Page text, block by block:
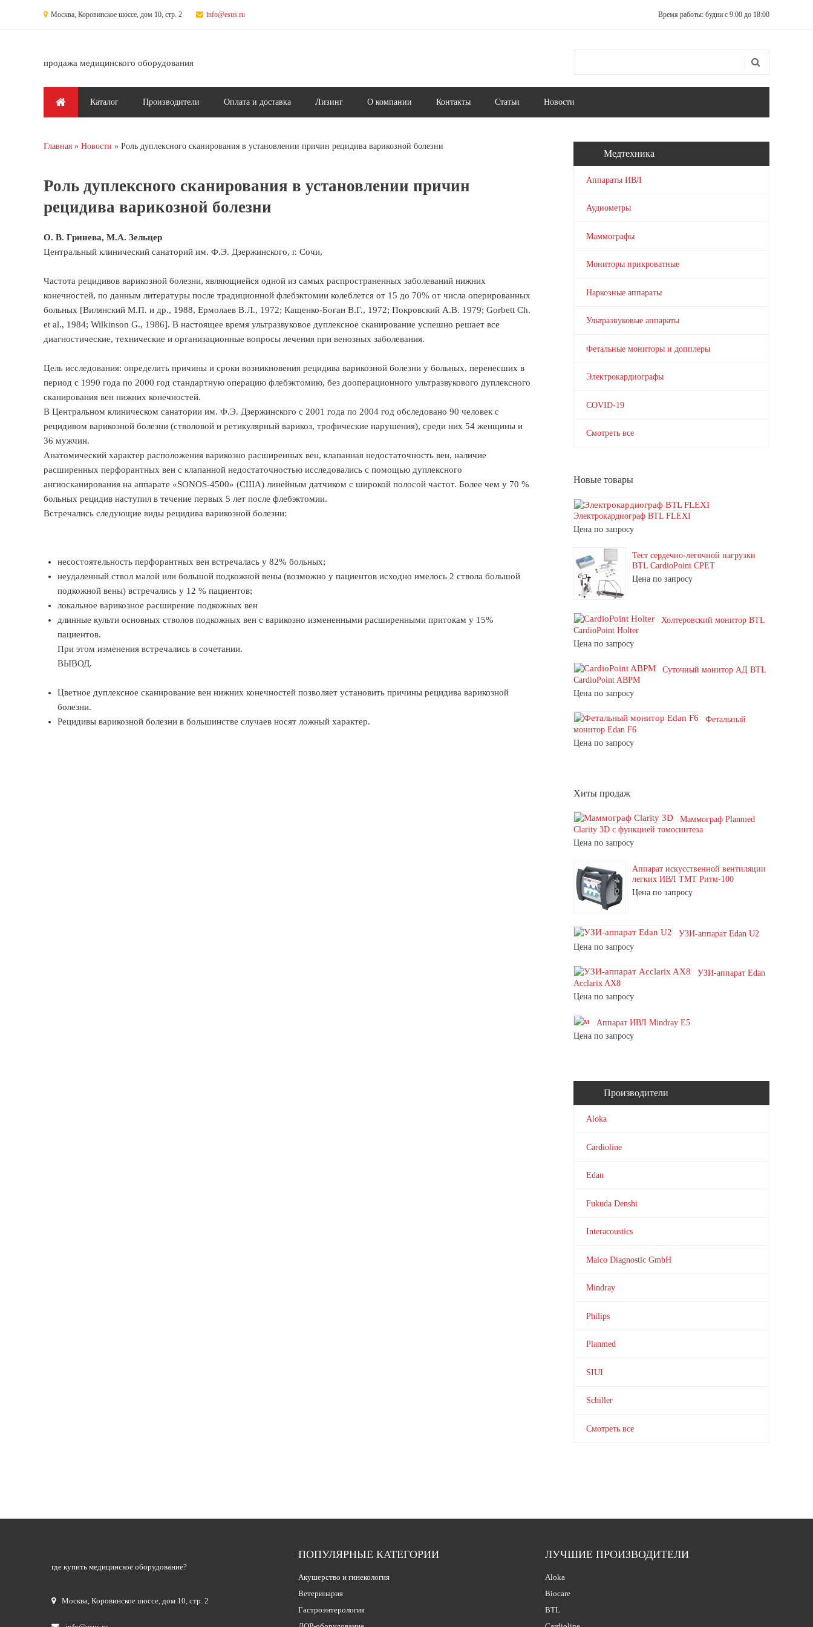
Москва, Коровинское шоссе, дом 10, стр. 2 info@esus.ru Время работы: будни с 9:00 до 18:00
продажа медицинского оборудования
Главное менюКаталог Производители Оплата и доставка Лизинг О компании Контакты Статьи Новости
Вы здесь
Главная Новости Роль дуплексного сканирования в установлении причин рецидива варикозной болезни
Роль дуплексного сканирования в установлении причин
рецидива варикозной болезни
О. В. Гринева, М.А. Зельцер
Центральный клинический санаторий им. Ф.Э. Дзержинского, г. Сочи,
Частота рецидивов варикозной болезни, являющиейся одной из самых распространенных заболеваний нижних
конечностей, по данным литературы после традиционной флебэктомии колеблется от 15 до 70% от числа оперированных
больных [Вилянский М.П. и др., 1988, Ермолаев В.Л., 1972; Кащенко-Боган В.Г., 1972; Покровский А.В. 1979; Gorbett Ch.
et al., 1984; Wilkinson G., 1986]. В настоящее время ультразвуковое дуплексное сканирование успешно решает все
диагностические, технические и организационные вопросы лечения при венозных заболевания.
Цель исследования: определить причины и сроки возникновения рецидива варикозной болезни у больных, перенесших в
период с 1990 года по 2000 год стандартную операцию флебэктомию, без дооперационного ультразвукового дуплексного
сканирования вен нижних конечностей.
В Центральном клиническом санатории им. Ф.Э. Дзержинского с 2001 года по 2004 год обследовано 90 человек с
рецидивом варикозной болезни (стволовой и ретикулярный варикоз, трофические нарушения), среди них 54 женщины и
36 мужчин.
Анатомический характер расположения варикозно расширенных вен, клапанная недостаточность вен, наличие
расширенных перфорантных вен с клапанной недостаточностью исследовались с помощью дуплексного
ангиосканирования на аппарате «SONOS-4500» (США) линейным датчиком с широкой полосой частот. Более чем у 70 %
больных рецидив наступил в течение первых 5 лет после флебэктомии.
Встречались следующие виды рецидива варикозной болезни:
несостоятельность перфорантных вен встречалась у 82% больных;
неудаленный ствол малой или большой подкожной вены (возможно у пациентов исходно имелось 2 ствола большой
подкожной вены) встречались у 12 % пациентов;
локальное варикозное расширение подкожных вен
длинные культи основных стволов подкожных вен с варикозно измененными расширенными притокам у 15%
пациентов.
При этом изменения встречались в сочетании.
ВЫВОД.
Цветное дуплексное сканирование вен нижних конечностей позволяет установить причины рецидива варикозной
болезни.
Рецидивы варикозной болезни в большинстве случаев носят ложный характер.
Медтехника
Аппараты ИВЛ
Аудиометры
Маммографы
Мониторы прикроватные
Наркозные аппараты
Ультразвуковые аппараты
Фетальные мониторы и допплеры
Электрокардиографы
COVID-19
Смотреть все
Новые товары
Электрокардиограф BTL FLEXI
Цена по запросу
Тест сердечно-легочной нагрузки
BTL CardioPoint CPET
Цена по запросу
Холтеровский монитор BTL
CardioPoint Holter
Цена по запросу
Суточный монитор АД BTL
CardioPoint ABPM
Цена по запросу
Фетальный
монитор Edan F6
Цена по запросу
Хиты продаж
Маммограф Planmed
Clarity 3D с функцией томосинтеза
Цена по запросу
Аппарат искусственной вентиляции
легких ИВЛ ТМТ Ритм-100
Цена по запросу
УЗИ-аппарат Edan U2
Цена по запросу
УЗИ-аппарат Edan
Acclarix AX8
Цена по запросу
Аппарат ИВЛ Mindray E5
Цена по запросу
Производители
Aloka
Cardioline
Edan
Fukuda Denshi
Interacoustics
Maico Diagnostic GmbH
Mindray
Philips
Planmed
SIUI
Schiller
Смотреть все
где купить медицинское оборудование?
Москва Коровинское шоссе, дом 10, стр. 2
ПОПУЛЯРНЫЕ КАТЕГОРИИ
Акушерство и гинекология
Ветеринария
Гастроэнтерология
ЛУЧШИЕ ПРОИЗВОДИТЕЛИ
Aloka
Biocare
BTL